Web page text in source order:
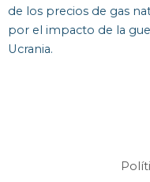
de los precios de gas
por el impacto de la
Ucrania.